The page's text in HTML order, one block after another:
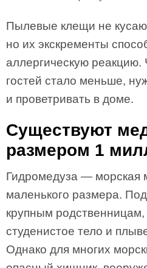
Пылевые клещи не
но их экскременты
аллергическую
гостей стало меньше,
и проветривать в доме.
Существуют
размером 1
Гидромедуза — морская
маленького размера.
крупным родственницам,
студенистое тело и
Однако для многих